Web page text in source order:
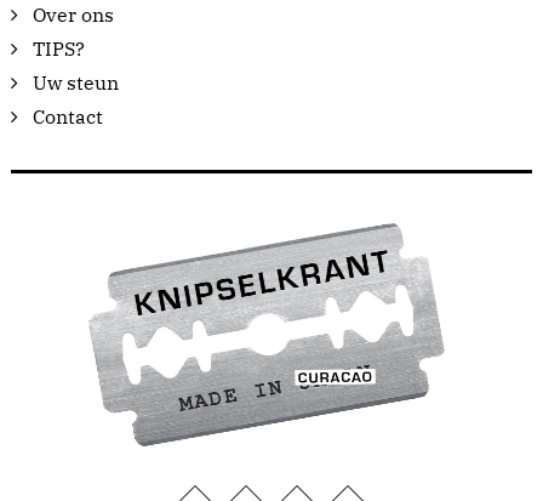
Over ons
TIPS?
Uw steun
Contact